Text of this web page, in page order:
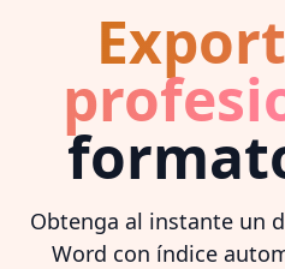
Obtenga al instante un
Word con índice